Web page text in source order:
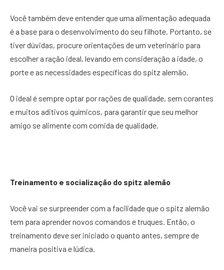
Você também deve entender que uma alimentação adequada
é a base para o desenvolvimento do seu filhote. Portanto, se
tiver dúvidas, procure orientações de um veterinário para
escolher a ração ideal, levando em consideração a idade, o
porte e as necessidades específicas do spitz alemão.
O ideal é sempre optar por rações de qualidade, sem corantes
e muitos aditivos químicos, para garantir que seu melhor
amigo se alimente com comida de qualidade.
Treinamento e socialização do spitz alemão
Você vai se surpreender com a facilidade que o spitz alemão
tem para aprender novos comandos e truques. Então, o
treinamento deve ser iniciado o quanto antes, sempre de
maneira positiva e lúdica.